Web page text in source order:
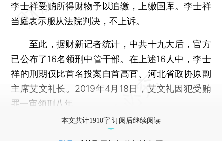
李士祥受贿所得财物予以追缴，上缴国库。李士祥
当庭表示服从法院判决，不上诉。
至此，据财新记者统计，中共十九大后，官方
已公布了16名领刑中管干部。在上述16人中，李士
祥的刑期仅比首名投案自首高官、河北省政协原副
主席艾文礼长。2019年4月18日，艾文礼因犯受贿
罪一审领刑八年。
本文共计1910字 订阅后继续阅读